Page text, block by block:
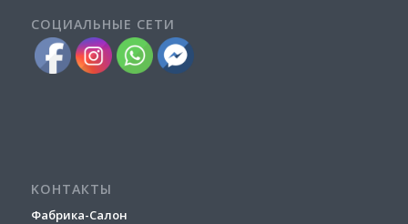
СОЦИАЛЬНЫЕ СЕТИ
KОНТАКТЫ
Фабрика-Салон